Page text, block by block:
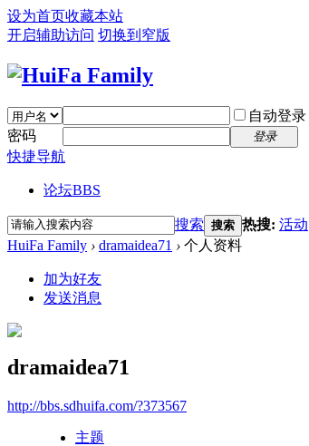
设为首页收藏本站
开启辅助访问 切换到窄版
自动登录
密码
登录
快捷导航
论坛BBS
搜索 搜索 热搜: 活动
HuiFa Family › dramaidea71 › 个人资料
加为好友
发送消息
dramaidea71
http://bbs.sdhuifa.com/?373567
主题